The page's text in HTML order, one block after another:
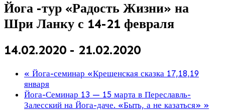
Йога -тур «Радость Жизни» на
Шри Ланку с 14-21 февраля
14.02.2020 - 21.02.2020
« Йога-семинар «Крещенская сказка 17,18,19
января
Йога-Семинар 13 — 15 марта в Переславль-
Залесский на Йога-даче. «Быть, а не казаться» »